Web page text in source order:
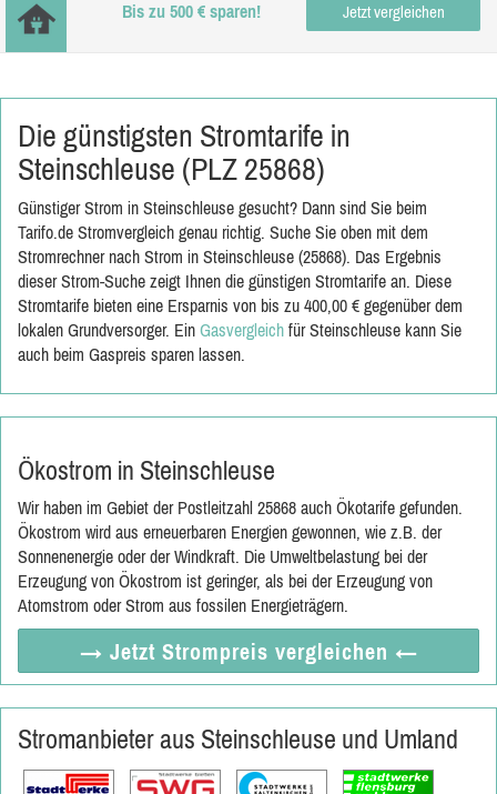
Bis zu 500 € sparen! Jetzt vergleichen
Die günstigsten Stromtarife in
Steinschleuse (PLZ 25868)
Günstiger Strom in Steinschleuse gesucht? Dann sind Sie beim
Tarifo.de Stromvergleich genau richtig. Suche Sie oben mit dem
Stromrechner nach Strom in Steinschleuse (25868). Das Ergebnis
dieser Strom-Suche zeigt Ihnen die günstigen Stromtarife an. Diese
Stromtarife bieten eine Ersparnis von bis zu 400,00 € gegenüber dem
lokalen Grundversorger. Ein Gasvergleich für Steinschleuse kann Sie
auch beim Gaspreis sparen lassen.
Ökostrom in Steinschleuse
Wir haben im Gebiet der Postleitzahl 25868 auch Ökotarife gefunden.
Ökostrom wird aus erneuerbaren Energien gewonnen, wie z.B. der
Sonnenenergie oder der Windkraft. Die Umweltbelastung bei der
Erzeugung von Ökostrom ist geringer, als bei der Erzeugung von
Atomstrom oder Strom aus fossilen Energieträgern.
→ Jetzt Strompreis vergleichen ←
Stromanbieter aus Steinschleuse und Umland